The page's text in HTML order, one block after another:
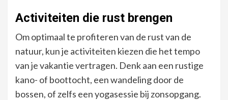
Activiteiten die rust brengen
Om optimaal te profiteren van de rust van de
natuur, kun je activiteiten kiezen die het tempo
van je vakantie vertragen. Denk aan een rustige
kano- of boottocht, een wandeling door de
bossen, of zelfs een yogasessie bij zonsopgang.